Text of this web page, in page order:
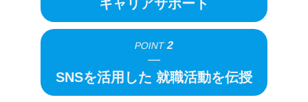
キャリアサポート
POINT2
SNSを活用した 就職活動を伝授